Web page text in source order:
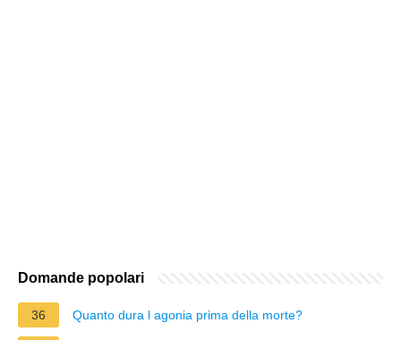
Domande popolari
36 Quanto dura l agonia prima della morte?